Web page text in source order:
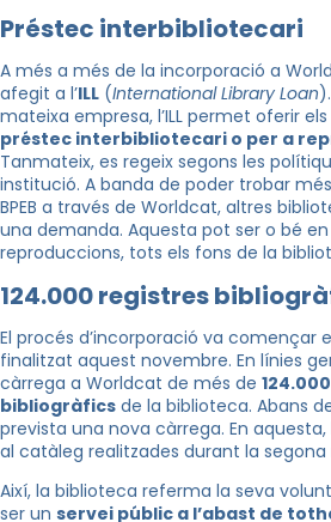
Préstec interbibliotecari
A més a més de la incorporació a
afegit a l’ILL (International Library Loan
mateixa empresa, l’ILL permet oferir
préstec interbibliotecari o per a
Tanmateix, es regeix segons les
institució. A banda de poder trobar
BPEB a través de Worldcat, altres
una demanda. Aquesta pot ser o bé
reproduccions, tots els fons de la
124.000 registres
El procés d’incorporació va començar
finalitzat aquest novembre. En línies
càrrega a Worldcat de més de
bibliogràfics de la biblioteca. Abans
prevista una nova càrrega. En
al catàleg realitzades durant la segona
Així, la biblioteca referma la seva
ser un servei públic a l’abast de